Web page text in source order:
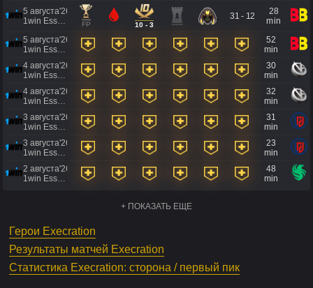
5 августа'26
FP 10 - 3
31 - 12
28
min
5 августа'26
52
min
4 августа'26
30
min
4 августа'26
32
min
3 августа'26
31
min
3 августа'26
23
min
2 августа'26
48
min
+ ПОКАЗАТЬ ЕЩЕ
Герои Execration
Результаты матчей Execration
Статистика Execration: сторона / первый пик